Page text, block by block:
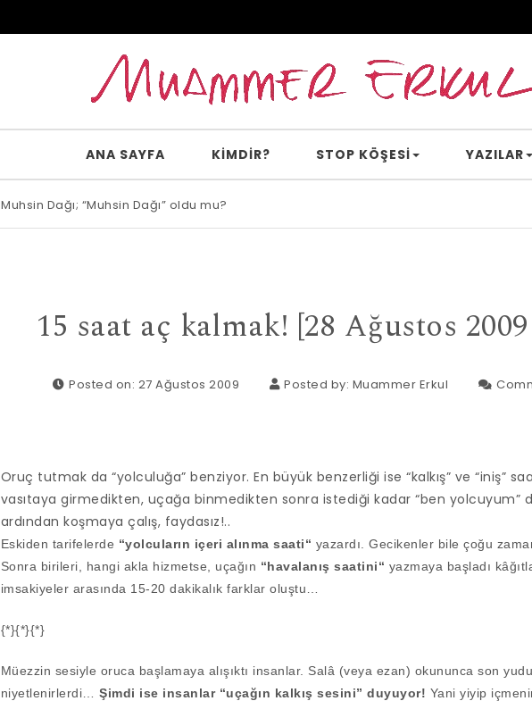
ANA SAYFA KİMDİR? STOP KÖŞESI YAZILAR
Muhsin Dağı; “Muhsin Dağı” oldu mu?
Allah bir, dese sözüne inanır mısın?
15 saat aç kalmak! [28 Ağustos
Posted on: 27 Ağustos 2009 Posted by: Muammer Erkul
Oruç tutmak da “yolculuğa” benziyor. En büyük benzerliği ise “kalkış” ve “iniş”
vasıtaya girmedikten, uçağa binmedikten sonra istediği kadar “ben yolcuyum”
ardından koşmaya çalış, faydasız!..
Eskiden tarifelerde “yolcuların içeri alınma saati“ yazardı. Gecikenler bile çoğu
Sonra birileri, hangi akla hizmetse, uçağın “havalanış saatini“ yazmaya başladı
imsakiyeler arasında 15-20 dakikalık farklar oluştu…
{*}{*}{*}
Müezzin sesiyle oruca başlamaya alışıktı insanlar. Salâ (veya ezan) okununca son
niyetlenirlerdi… Şimdi ise insanlar “uçağın kalkış sesini” duyuyor! Yani yiyip